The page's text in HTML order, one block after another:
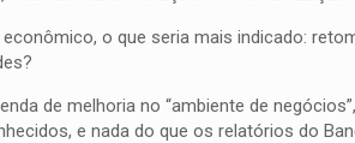
o que seria mais indicado:
de melhoria no “ambiente de
e nada do que os relatórios do